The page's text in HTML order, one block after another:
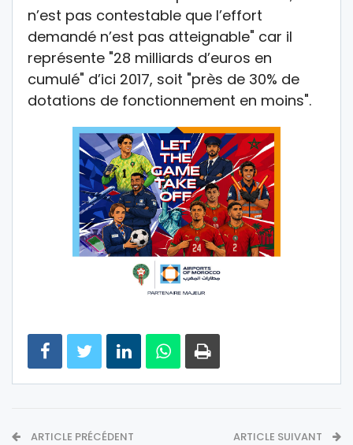
n’est pas contestable que l’effort
demandé n’est pas atteignable" car il
représente "28 milliards d’euros en
cumulé" d’ici 2017, soit "près de 30% de
dotations de fonctionnement en moins".
ARTICLE PRÉCÉDENT ARTICLE SUIVANT